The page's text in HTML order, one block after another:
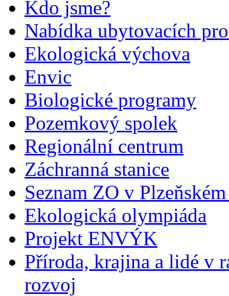
Kdo jsme?
Nabídka ubytovacích
Ekologická výchova
Envic
Biologické programy
Pozemkový spolek
Regionální centrum
Záchranná stanice
Seznam ZO v
Ekologická olympiáda
Projekt ENVÝK
Příroda, krajina a lidé v
rozvoj